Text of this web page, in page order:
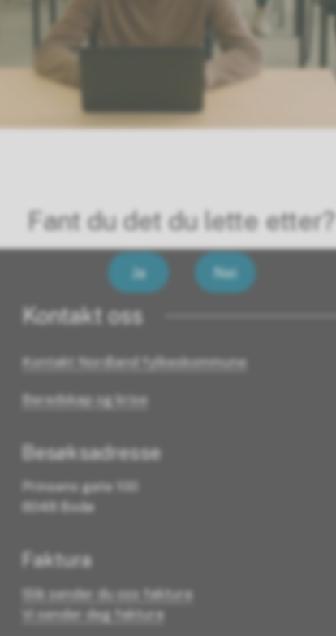
Fant du det du lette etter?
Ja Nei
Kontakt oss
Kontakt Nordland fylkeskommune
Beredskap og krise
Besøksadresse
Prinsens gate 100
8048 Bodø
Faktura
Slik sender du oss faktura
Vi sender deg faktura